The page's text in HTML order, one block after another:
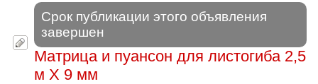
Срок публикации этого объявления
завершен
Матрица и пуансон для листогиба 2,5
м Х 9 мм